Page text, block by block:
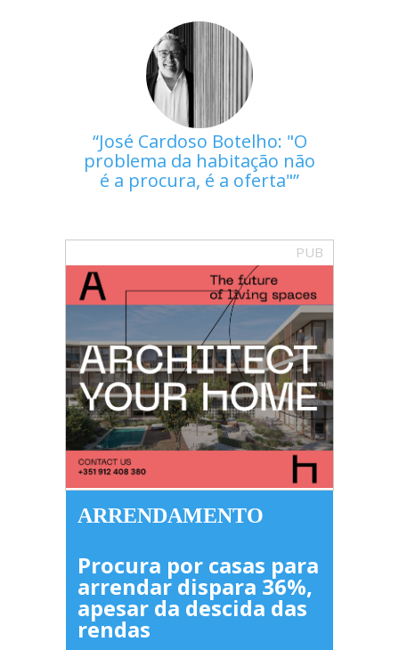
José Cardoso Botelho: "O
problema da habitação não
é a procura, é a oferta"
PUB
ARRENDAMENTO
Procura por casas para
arrendar dispara 36%,
apesar da descida das
rendas